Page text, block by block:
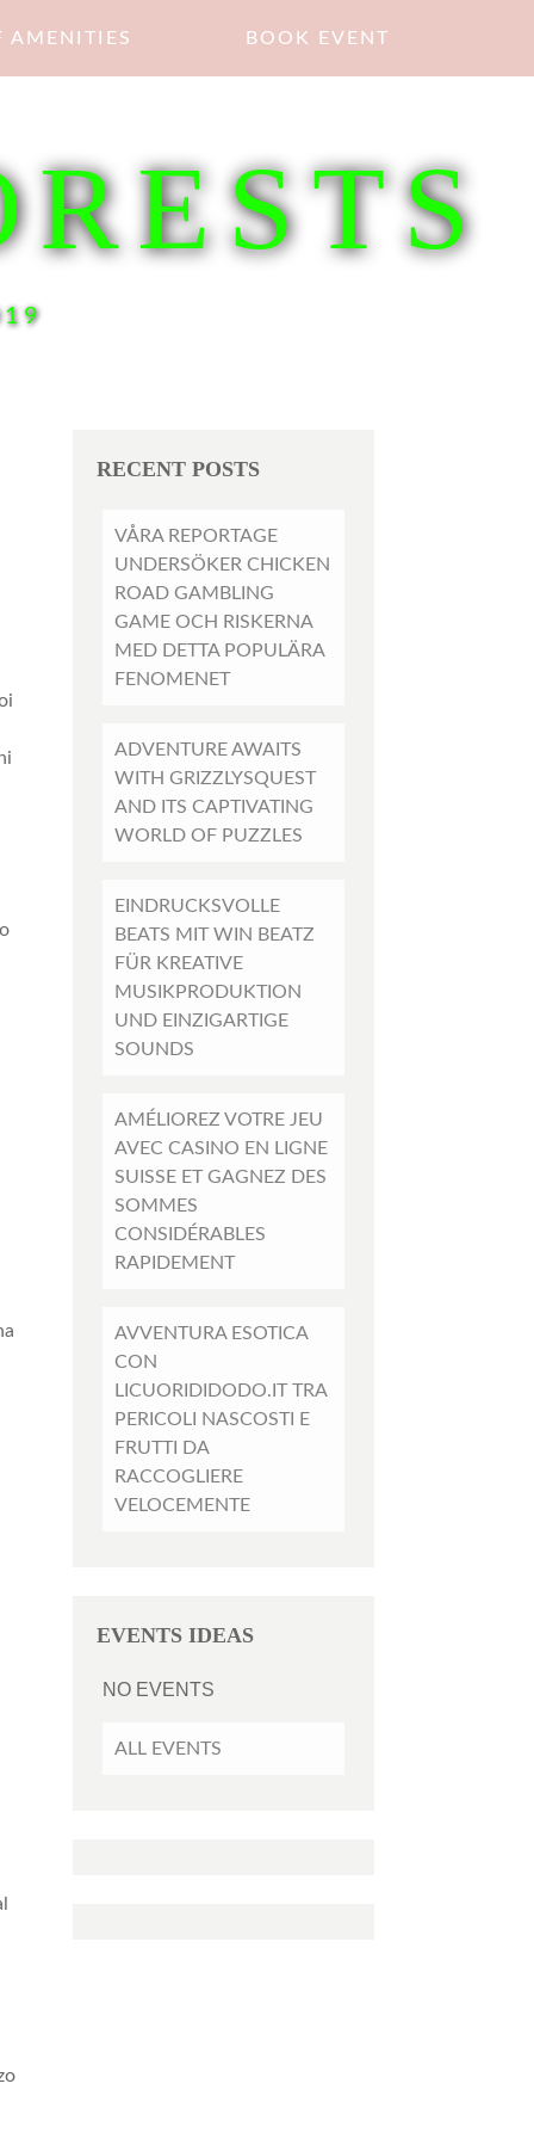
AMENITIES BOOK EVENT
RECENT POSTS
VÅRA REPORTAGE
UNDERSÖKER CHICKEN
ROAD GAMBLING
GAME OCH RISKERNA
MED DETTA POPULÄRA
FENOMENET
ADVENTURE AWAITS
WITH GRIZZLYSQUEST
AND ITS CAPTIVATING
WORLD OF PUZZLES
EINDRUCKSVOLLE
BEATS MIT WIN BEATZ
FÜR KREATIVE
MUSIKPRODUKTION
UND EINZIGARTIGE
SOUNDS
AMÉLIOREZ VOTRE JEU
AVEC CASINO EN LIGNE
SUISSE ET GAGNEZ DES
SOMMES
CONSIDÉRABLES
RAPIDEMENT
AVVENTURA ESOTICA
CON
LICUORIDIDODO.IT TRA
PERICOLI NASCOSTI E
FRUTTI DA
RACCOGLIERE
VELOCEMENTE
EVENTS IDEAS
NO EVENTS
ALL EVENTS